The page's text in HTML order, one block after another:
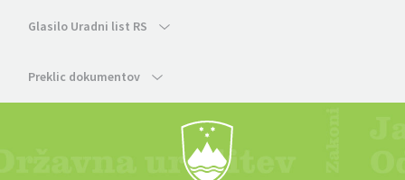
Glasilo Uradni list RS
Preklic dokumentov